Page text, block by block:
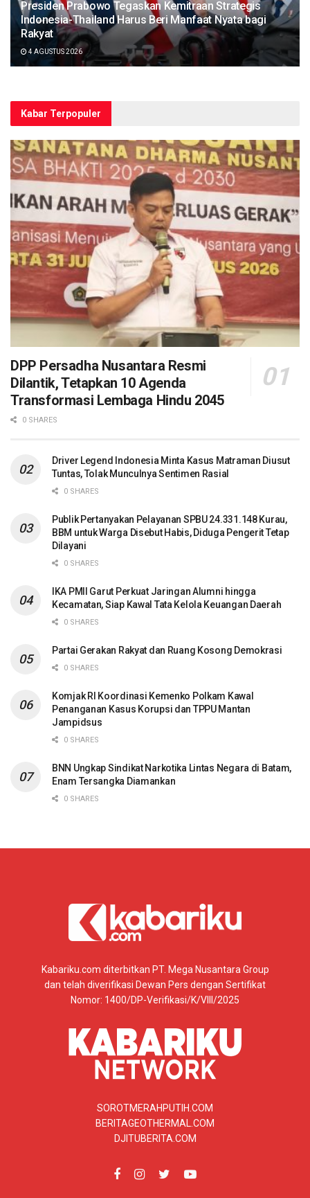
Presiden Prabowo Tegaskan Kemitraan Strategis
Indonesia-Thailand Harus Beri Manfaat Nyata bagi
Rakyat
4 AGUSTUS 2026
Kabar Terpopuler
DPP Persadha Nusantara Resmi
Dilantik, Tetapkan 10 Agenda
Transformasi Lembaga Hindu 2045
0 SHARES
Driver Legend Indonesia Minta Kasus Matraman Diusut
Tuntas, Tolak Munculnya Sentimen Rasial
0 SHARES
Publik Pertanyakan Pelayanan SPBU 24.331.148 Kurau,
BBM untuk Warga Disebut Habis, Diduga Pengerit Tetap
Dilayani
0 SHARES
IKA PMII Garut Perkuat Jaringan Alumni hingga
Kecamatan, Siap Kawal Tata Kelola Keuangan Daerah
0 SHARES
Partai Gerakan Rakyat dan Ruang Kosong Demokrasi
0 SHARES
Komjak RI Koordinasi Kemenko Polkam Kawal
Penanganan Kasus Korupsi dan TPPU Mantan
Jampidsus
0 SHARES
BNN Ungkap Sindikat Narkotika Lintas Negara di Batam,
Enam Tersangka Diamankan
0 SHARES
Kabariku.com diterbitkan PT. Mega Nusantara Group
dan telah diverifikasi Dewan Pers dengan Sertifikat
Nomor: 1400/DP-Verifikasi/K/VIII/2025
SOROTMERAHPUTIH.COM
BERITAGEOTHERMAL.COM
DJITUBERITA.COM